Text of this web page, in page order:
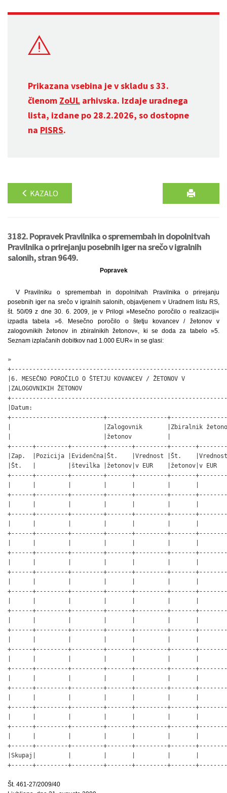
Prikazana vsebina je v skladu s 33.
členom ZoUL arhivska. Izdaje uradnega
lista, izdane po 28.2.2026, so dostopne
na PISRS.
KAZALO
3182. Popravek Pravilnika o spremembah in dopolnitvah
Pravilnika o prirejanju posebnih iger na srečo v igralnih
salonih, stran 9649.
Popravek
V Pravilniku o spremembah in dopolnitvah Pravilnika o prirejanju
posebnih iger na srečo v igralnih salonih, objavljenem v Uradnem listu RS,
št. 50/09 z dne 30. 6. 2009, je v Prilogi »Mesečno poročilo o realizaciji«
izpadla tabela »6. Mesečno poročilo o štetju kovancev / žetonov v
zalogovnikih žetonov in zbiralnikih žetonov«, ki se doda za tabelo »5.
Seznam izplačanih dobitkov nad 1.000 EUR« in se glasi:
»
|6. MESEČNO POROČILO O ŠTETJU KOVANCEV / ŽETONOV V
|ZALOGOVNIKIH ŽETONOV
|Datum:
+--------------------------+-----------------
|                          |Zalogovnik       |Zbiralnik
|                          |žetonov          |
+------+---------+---------+-------+---------+-------
|Zap.  |Pozicija |Evidenčna|Št.    |Vrednost |Št.
|Št.   |         |številka |žetonov|v EUR    |žetonov|v EUR
+------+---------+---------+-------+---------+-------
+------+---------+---------+-------+---------+-------
+------+---------+---------+-------+---------+-------
+------+---------+---------+-------+---------+-------
+------+---------+---------+-------+---------+-------
+------+---------+---------+-------+---------+-------
+------+---------+---------+-------+---------+-------
+------+---------+---------+-------+---------+-------
+------+---------+---------+-------+---------+-------
+------+---------+---------+-------+---------+-------
+------+---------+---------+-------+---------+-------
+------+---------+---------+-------+---------+-------
+------+---------+---------+-------+---------+-------
+------+---------+---------+-------+---------+-------
+------+---------+---------+-------+---------+-------
|Skupaj|         |         |       |         |       |
+------+---------+---------+-------+---------+-------
Št. 461-27/2009/40